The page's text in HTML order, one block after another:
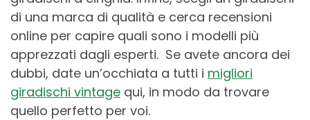
di una marca di qualità e cerca recensioni
online per capire quali sono i modelli più
apprezzati dagli esperti. Se avete ancora dei
dubbi, date un’occhiata a tutti i migliori
giradischi vintage qui, in modo da trovare
quello perfetto per voi.